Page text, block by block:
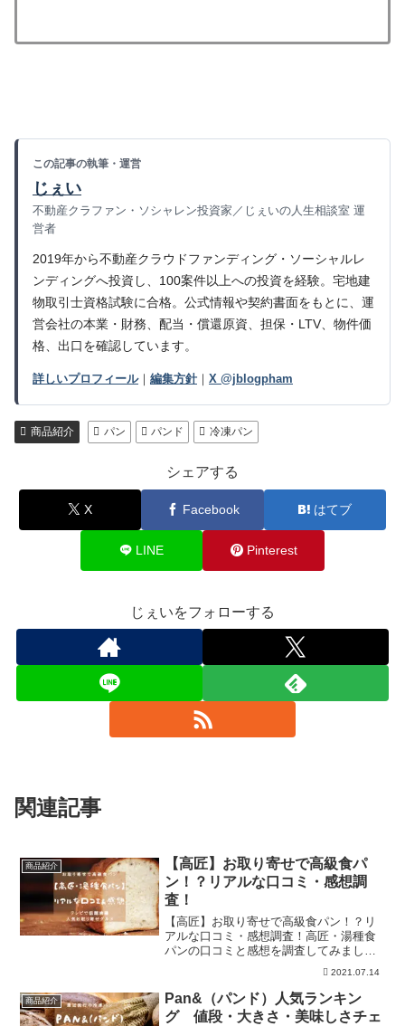
この記事の執筆・運営
じぇい
不動産クラファン・ソシャレン投資家／じぇいの人生相談室 運
営者
2019年から不動産クラウドファンディング・ソーシャルレ
ンディングへ投資し、100案件以上への投資を経験。宅地建
物取引士資格試験に合格。公式情報や契約書面をもとに、運
営会社の本業・財務、配当・償還原資、担保・LTV、物件価
格、出口を確認しています。
詳しいプロフィール｜ 編集方針 ｜ X @jblogpham
商品紹介 パン パンド 冷凍パン
シェアする
X Facebook はてブ
LINE Pinterest
じぇいをフォローする
関連記事
商品紹介
【高匠】お取り寄せで高級食パ
ン！？リアルな口コミ・感想調
査！
【高匠】お取り寄せで高級食パン！？リ
アルな口コミ・感想調査！高匠・湯種食
パンの口コミと感想を調査してみまし
た。美味しかった食べ方や不満ポイント
など包み隠さず全部掲載。また、初回購
入者限定の送料無料の食パンセットもあ
りますので、一見の価値ありです！
2021.07.14
商品紹介
Pan&（パンド）人気ランキン
グ 値段・大きさ・美味しさチェ